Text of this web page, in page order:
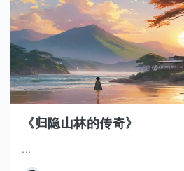
《归隐山林的传奇》
...